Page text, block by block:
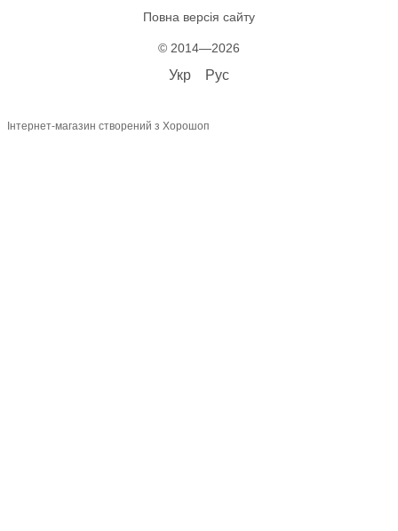
Повна версія сайту
© 2014—2026
Укр Рус
Інтернет-магазин створений з Хорошоп